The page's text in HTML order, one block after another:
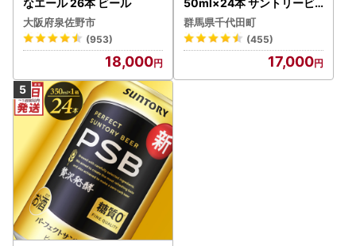
大阪府泉佐野市
(953)
18,000
ール
群馬県千代田町
(455)
17,000